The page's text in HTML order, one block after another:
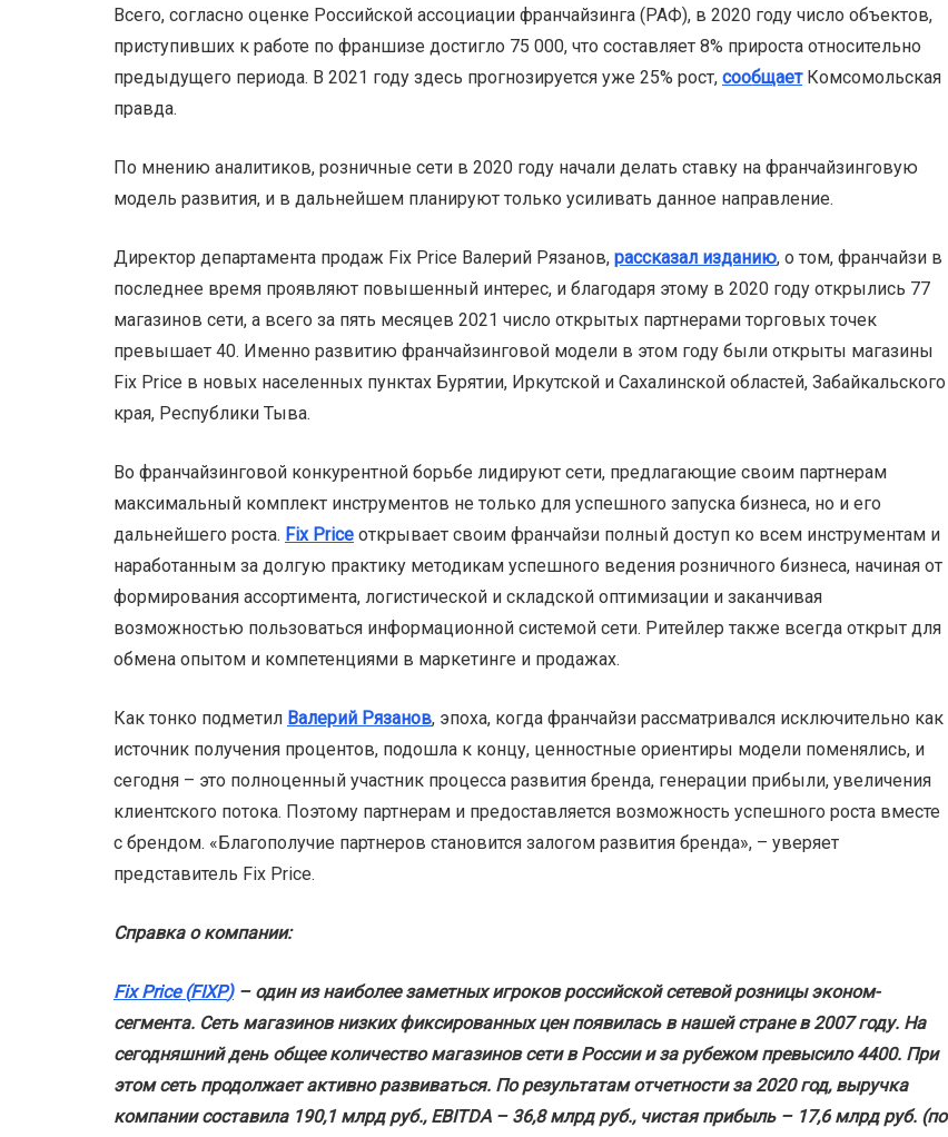
Всего, согласно оценке Российской ассоциации франчайзинга (РАФ), в 2020 году число объектов,
приступивших к работе по франшизе достигло 75 000, что составляет 8% прироста относительно
предыдущего периода. В 2021 году здесь прогнозируется уже 25% рост, сообщаетКомсомольская
правда.
По мнению аналитиков, розничные сети в 2020 году начали делать ставку на франчайзинговую
модель развития, и в дальнейшем планируют только усиливать данное направление.
Директор департамента продаж Fix Price Валерий Рязанов, рассказал изданию, о том, франчайзи в
последнее время проявляют повышенный интерес, и благодаря этому в 2020 году открылись 77
магазинов сети, а всего за пять месяцев 2021 число открытых партнерами торговых точек
превышает 40. Именно развитию франчайзинговой модели в этом году были открыты магазины
Fix Price в новых населенных пунктах Бурятии, Иркутской и Сахалинской областей, Забайкальского
края, Республики Тыва.
Во франчайзинговой конкурентной борьбе лидируют сети, предлагающие своим партнерам
максимальный комплект инструментов не только для успешного запуска бизнеса, но и его
дальнейшего роста. Fix Price открывает своим франчайзи полный доступ ко всем инструментам и
наработанным за долгую практику методикам успешного ведения розничного бизнеса, начиная от
формирования ассортимента, логистической и складской оптимизации и заканчивая
возможностью пользоваться информационной системой сети. Ритейлер также всегда открыт для
обмена опытом и компетенциями в маркетинге и продажах.
Как тонко подметил Валерий Рязанов, эпоха, когда франчайзи рассматривался исключительно как
источник получения процентов, подошла к концу, ценностные ориентиры модели поменялись, и
сегодня – это полноценный участник процесса развития бренда, генерации прибыли, увеличения
клиентского потока. Поэтому партнерам и предоставляется возможность успешного роста вместе
с брендом. «Благополучие партнеров становится залогом развития бренда», – уверяет
представитель Fix Price.
Справка о компании:
Fix Price (FIXP)– один из наиболее заметных игроков российской сетевой розницы эконом-
сегмента. Сеть магазинов низких фиксированных цен появилась в нашей стране в 2007 году. На
сегодняшний день общее количество магазинов сети в России и за рубежом превысило 4400. При
этом сеть продолжает активно развиваться. По результатам отчетности за 2020 год, выручка
компании составила 190,1 млрд руб., EBITDA – 36,8 млрд руб., чистая прибыль – 17,6 млрд руб. (по